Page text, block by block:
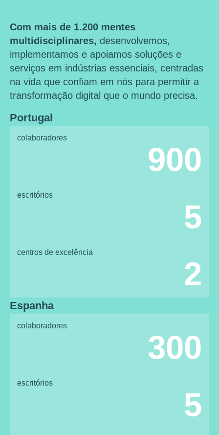
Com mais de 1.200 mentes
multidisciplinares, desenvolvemos,
implementamos e apoiamos soluções e
serviços em indústrias essenciais, centradas
na vida que confiam em nós para permitir a
transformação digital que o mundo precisa.
Portugal
colaboradores
900
escritórios
5
centros de excelência
2
Espanha
colaboradores
300
escritórios
5